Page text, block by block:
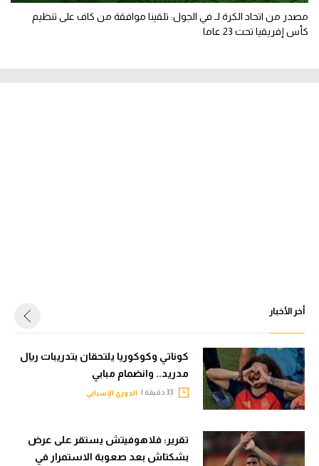
مصدر من اتحاد الكرة لـ في الجول: تلقينا موافقة من كاف على تنظيم
كأس إفريقيا تحت 23 عاما
أخر الأخبار
كوناتي وكوكوريا يلتحقان بتدريبات ريال
مدريد.. وانضمام مبابي
الدوري الإسباني
تقرير: فلاهوفيتش يستقر على عرض
بشكتاش بعد صعوبة الاستمرار في